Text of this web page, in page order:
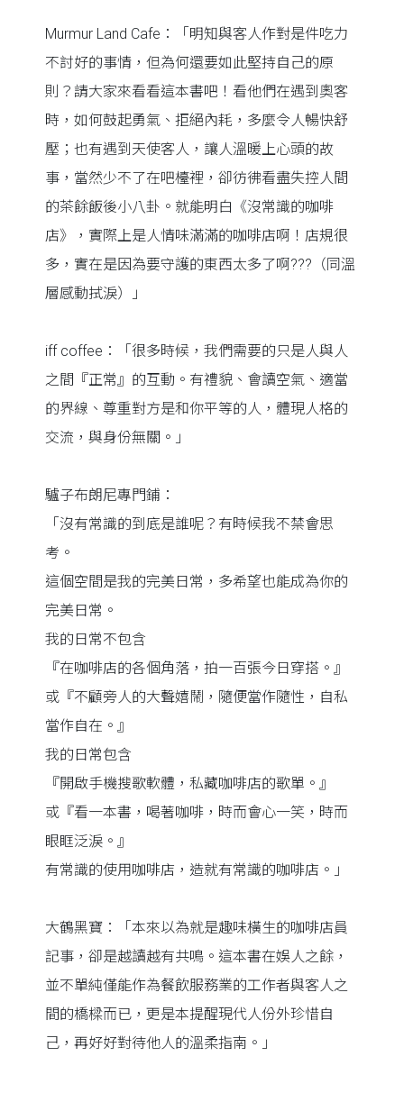
Murmur Land Cafe：「明知與客人作對是件吃力
不討好的事情，但為何還要如此堅持自己的原
則？請大家來看看這本書吧！看他們在遇到奧客
時，如何鼓起勇氣、拒絕內耗，多麼令人暢快舒
壓；也有遇到天使客人，讓人溫暖上心頭的故
事，當然少不了在吧檯裡，卻彷彿看盡失控人間
的茶餘飯後小八卦。就能明白《沒常識的咖啡
店》，實際上是人情味滿滿的咖啡店啊！店規很
多，實在是因為要守護的東西太多了啊???（同溫
層感動拭淚）」
iff coffee：「很多時候，我們需要的只是人與人
之間『正常』的互動。有禮貌、會讀空氣、適當
的界線、尊重對方是和你平等的人，體現人格的
交流，與身份無關。」
驢子布朗尼專門鋪：
「沒有常識的到底是誰呢？有時候我不禁會思
考。
這個空間是我的完美日常，多希望也能成為你的
完美日常。
我的日常不包含
『在咖啡店的各個角落，拍一百張今日穿搭。』
或『不顧旁人的大聲嬉鬧，隨便當作隨性，自私
當作自在。』
我的日常包含
『開啟手機搜歌軟體，私藏咖啡店的歌單。』
或『看一本書，喝著咖啡，時而會心一笑，時而
眼眶泛淚。』
有常識的使用咖啡店，造就有常識的咖啡店。」
大鶴黑寶：「本來以為就是趣味橫生的咖啡店員
記事，卻是越讀越有共鳴。這本書在娛人之餘，
並不單純僅能作為餐飲服務業的工作者與客人之
間的橋樑而已，更是本提醒現代人份外珍惜自
己，再好好對待他人的溫柔指南。」